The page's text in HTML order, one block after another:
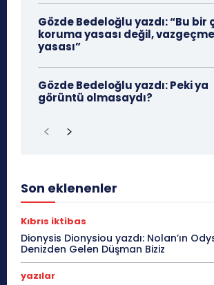
Gözde Bedeloğlu yazdı: “Bu bir
koruma yasası değil, vazgeçme
yasası”
Gözde Bedeloğlu yazdı: Peki ya
görüntü olmasaydı?
Son eklenenler
Kıbrıs iktibas
Dionysis Dionysiou yazdı: Nolan’ın
Denizden Gelen Düşman Biziz
yazılar